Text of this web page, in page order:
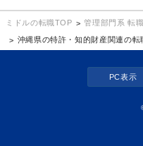
ミドルの転職TOP 管理部門系 転職
沖縄県の特許・知的財産関連の転
PC表示